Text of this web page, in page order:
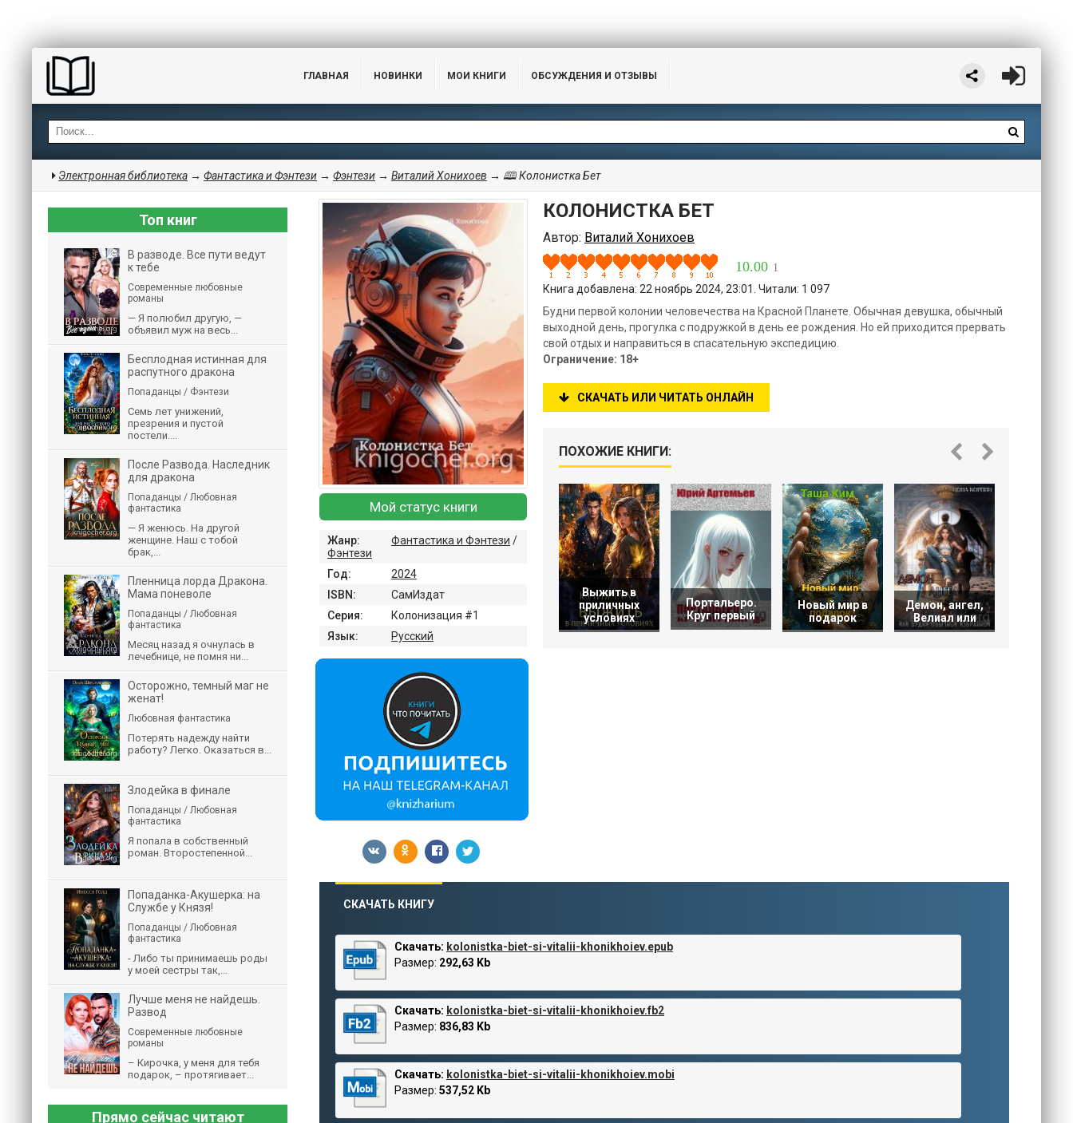
ГЛАВНАЯ НОВИНКИ МОИ КНИГИ ОБСУЖДЕНИЯ И ОТЗЫВЫ
Электронная библиотека → Фантастика и Фэнтези → Фэнтези → Виталий Хонихоев → 🕮 Колонистка Бет
КОЛОНИСТКА БЕТ
Автор: Виталий Хонихоев
10.00 1
Книга добавлена: 22 ноябрь 2024, 23:01. Читали: 1 097
Будни первой колонии человечества на Красной Планете. Обычная девушка, обычный
выходной день, прогулка с подружкой в день ее рождения. Но ей приходится прервать
свой отдых и направиться в спасательную экспедицию.
Ограничение: 18+
СКАЧАТЬ ИЛИ ЧИТАТЬ ОНЛАЙН
ПОХОЖИЕ КНИГИ:
Выжить в
приличных
условиях
Портальеро.
Круг первый
Новый мир в
подарок
Демон, ангел,
Велиал или
Мой статус книги
Жанр: Фантастика и Фэнтези /
Фэнтези
Год:
2024
ISBN:
СамИздат
Серия:
Колонизация #1
Язык:
Русский
СКАЧАТЬ КНИГУ
Скачать: kolonistka-biet-si-vitalii-khonikhoiev.epub
Размер: 292,63 Kb
Скачать: kolonistka-biet-si-vitalii-khonikhoiev.fb2
Размер: 836,83 Kb
Скачать: kolonistka-biet-si-vitalii-khonikhoiev.mobi
Размер: 537,52 Kb
Топ книг
В разводе. Все пути ведут
к тебе
Современные любовные
романы
— Я полюбил другую, —
объявил муж на весь...
Бесплодная истинная для
распутного дракона
Попаданцы / Фэнтези
Семь лет унижений,
презрения и пустой
постели....
После Развода. Наследник
для дракона
Попаданцы / Любовная
фантастика
— Я женюсь. На другой
женщине. Наш с тобой
брак,...
Пленница лорда Дракона.
Мама поневоле
Попаданцы / Любовная
фантастика
Месяц назад я очнулась в
лечебнице, не помня ни...
Осторожно, темный маг не
женат!
Любовная фантастика
Потерять надежду найти
работу? Легко. Оказаться в...
Злодейка в финале
Попаданцы / Любовная
фантастика
Я попала в собственный
роман. Второстепенной...
Попаданка-Акушерка: на
Службе у Князя!
Попаданцы / Любовная
фантастика
- Либо ты принимаешь роды
у моей сестры так,...
Лучше меня не найдешь.
Развод
Современные любовные
романы
– Кирочка, у меня для тебя
подарок, – протягивает...
Прямо сейчас читают